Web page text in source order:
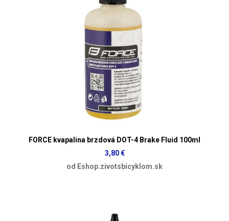
FORCE kvapalina brzdová DOT-4 Brake Fluid 100ml
3,80 €
od Eshop.zivotsbicyklom.sk